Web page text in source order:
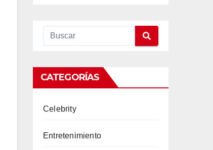
CATEGORÍAS
Celebrity
Entretenimiento